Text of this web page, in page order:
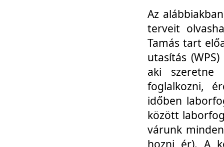
Az
terveit
Tamás tart
utasítás
aki szeretne
foglalkozni,
időben
között
várunk
hozni ér). A